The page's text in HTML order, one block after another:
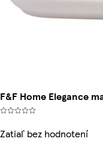
F&F Home Elegance
Zatiaľ bez hodnotení